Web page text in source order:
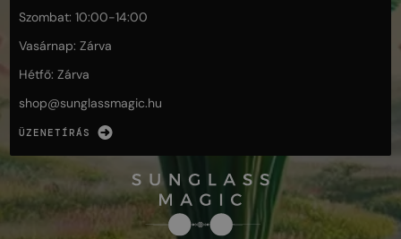
Szombat: 10:00-14:00
Vasárnap: Zárva
Hétfő: Zárva
shop@sunglassmagic.hu
ÜZENETÍRÁS